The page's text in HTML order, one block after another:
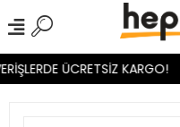
ÜCRETSİZ KARGO!